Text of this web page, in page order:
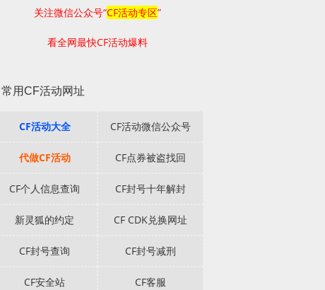
关注微信公众号“CF活动专区”
看全网最快CF活动爆料
常用CF活动网址
CF活动大全 CF活动微信公众号
代做CF活动 CF点券被盗找回
CF个人信息查询 CF封号十年解封
新灵狐的约定 CF CDK兑换网址
CF封号查询 CF封号减刑
CF安全站 CF客服